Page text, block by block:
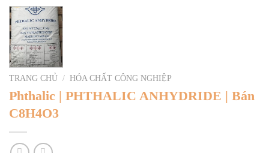
TRANG CHỦ / HÓA CHẤT CÔNG NGHIỆP
Phthalic | PHTHALIC ANHYDRIDE | Bán
C8H4O3